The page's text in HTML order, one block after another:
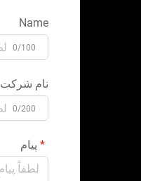
Name
0/100
نام شرکت
0/200
پیام